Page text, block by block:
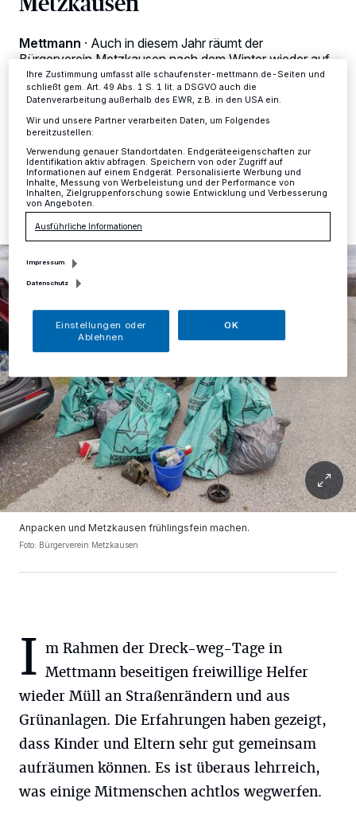
Mettmann · Auch in diesem Jahr räumt der
Bürgerverein Metzkausen nach dem Winter wieder auf.
Wer helfen möchte, kann sich am Samstag, 21. März,
gerne beteiligen und der Umwelt zu einem sauberen
Start in den Frühling verhelfen.
20.03.2026 , 11:50 Uhr Eine Minute Lesezeit
Anpacken und Metzkausen frühlingsfein machen.
Foto: Bürgerverein Metzkausen
I m Rahmen der Dreck-weg-Tage in
Mettmann beseitigen freiwillige Helfer
wieder Müll an Straßenrändern und aus
Grünanlagen. Die Erfahrungen haben gezeigt,
dass Kinder und Eltern sehr gut gemeinsam
aufräumen können. Es ist überaus lehrreich,
was einige Mitmenschen achtlos wegwerfen.
dieses Menü jederzeit wieder aufrufen, um Ihre Einstellungen zu
Ihre Einstellungen gelten innerhalb unseres Website. Weitere
Informationen finden Sie in unserer Datenschutzerklärung.
Ihre Zustimmung umfasst alle schaufenster-mettmann.de-Seiten und
schließt gem. Art. 49 Abs. 1 S. 1 lit. a DSGVO auch die
Datenverarbeitung außerhalb des EWR, z.B. in den USA ein.
Wir und unsere Partner verarbeiten Daten, um Folgendes
bereitzustellen:
Verwendung genauer Standortdaten. Endgeräteeigenschaften zur
Identifikation aktiv abfragen. Speichern von oder Zugriff auf
Informationen auf einem Endgerät. Personalisierte Werbung und
Inhalte, Messung von Werbeleistung und der Performance von
Inhalten, Zielgruppenforschung sowie Entwicklung und Verbesserung
von Angeboten.
Ausführliche Informationen
Impressum
Datenschutz
Einstellungen oder
Ablehnen
OK